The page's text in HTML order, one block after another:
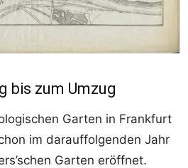
bis zum Umzug
Garten in Frankfurt
im darauffolgenden Jahr
Garten eröffnet.